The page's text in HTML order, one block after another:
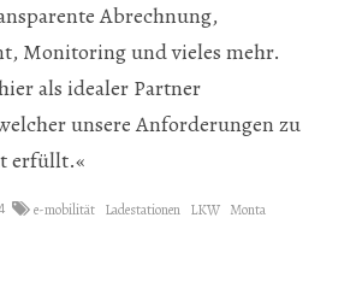
Abrechnung,
Monitoring und vieles mehr.
als idealer Partner
unsere Anforderungen zu
erfüllt.«
e-mobilität Ladestationen LKW Monta